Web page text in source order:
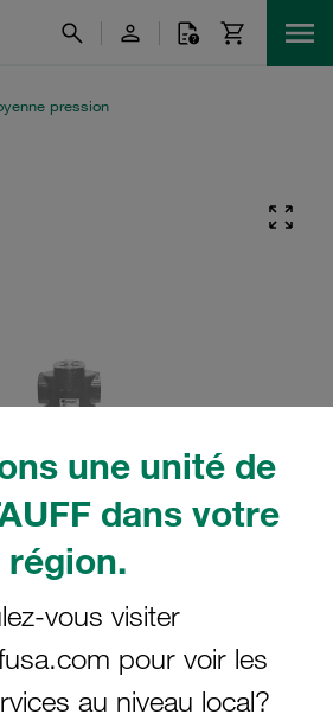
une unité de
dans votre
région.
vous visiter
pour voir les
au niveau local?
pression